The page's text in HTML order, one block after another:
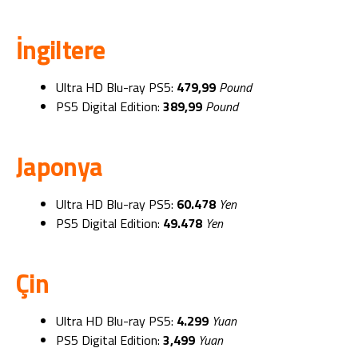
İngiltere
Ultra HD Blu-ray PS5: 479,99 Pound
PS5 Digital Edition: 389,99 Pound
Japonya
Ultra HD Blu-ray PS5: 60.478 Yen
PS5 Digital Edition: 49.478 Yen
Çin
Ultra HD Blu-ray PS5: 4.299 Yuan
PS5 Digital Edition: 3,499 Yuan